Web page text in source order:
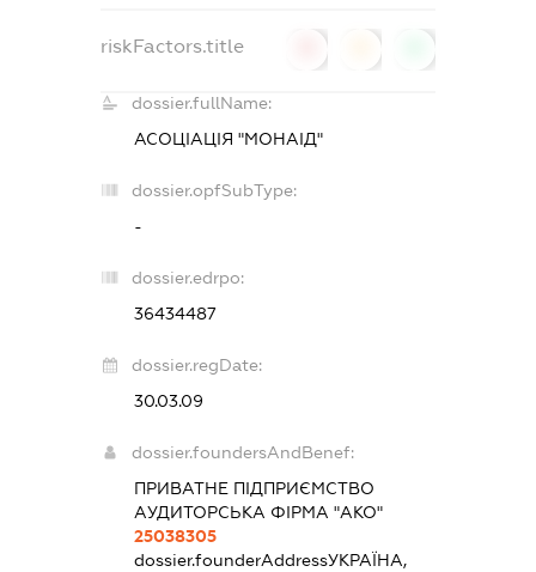
riskFactors.title
dossier.fullName:
АСОЦІАЦІЯ "МОНАІД"
dossier.opfSubType:
-
dossier.edrpo:
36434487
dossier.regDate:
30.03.09
dossier.foundersAndBenef:
ПРИВАТНЕ ПІДПРИЄМСТВО
АУДИТОРСЬКА ФІРМА "АКО"
25038305
dossier.founderAddressУКРАЇНА,